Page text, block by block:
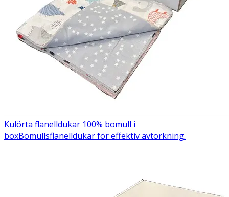
Kulörta flanelldukar 100% bomull i
boxBomullsflanelldukar för effektiv avtorkning.